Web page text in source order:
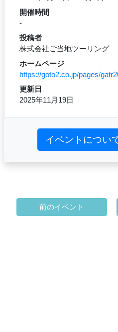
開催時間
-
投稿者
株式会社ご当地ツーリング
ホームページ
https://goto2.co.jp/pages/
更新日
2025年11月19日
イベントについ
前のイベント